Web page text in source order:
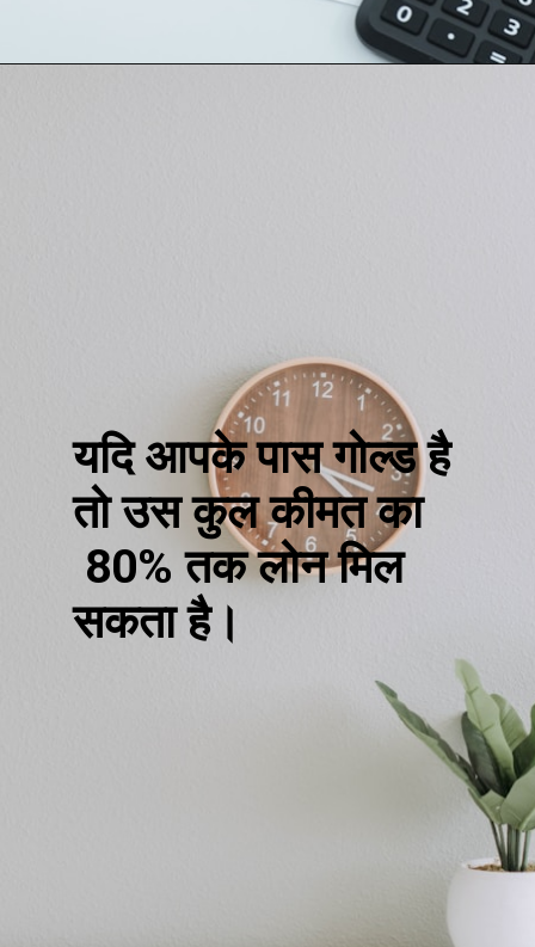
यदि आपके पास गोल्ड है
तो उस कुल कीमत का
80% तक लोन मिल
सकता है।